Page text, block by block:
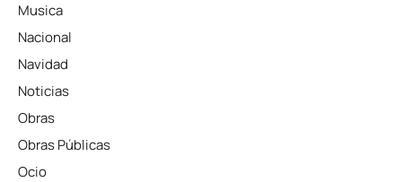
Musica
Nacional
Navidad
Noticias
Obras
Obras Públicas
Ocio